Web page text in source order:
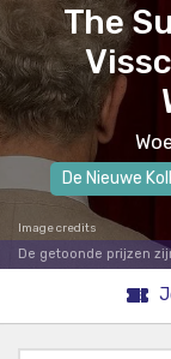
The
De Nieuwe
Image credits
De getoonde prijzen